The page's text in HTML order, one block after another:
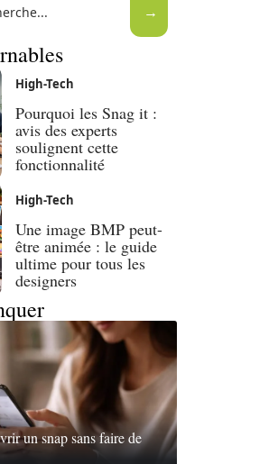
High-Tech
Pourquoi les Snag it :
avis des experts
soulignent cette
fonctionnalité
High-Tech
Une image BMP peut-
être animée : le guide
ultime pour tous les
designers
un snap sans faire de